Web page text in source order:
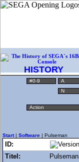
HISTORY
#0-9 A
N
Action
Start| Software | Pulseman
ID:
Titel:
Pulseman